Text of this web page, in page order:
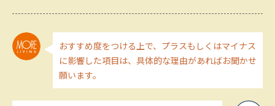
おすすめ度をつける上で、プラスもしくはマイナス
に影響した項目は、具体的な理由があればお聞かせ
願います。